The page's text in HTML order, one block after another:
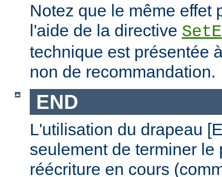
Notez que le même effet
l'aide de la directive
technique est présentée
non de recommandation.
END
L'utilisation du drapeau
seulement de terminer le
réécriture en cours